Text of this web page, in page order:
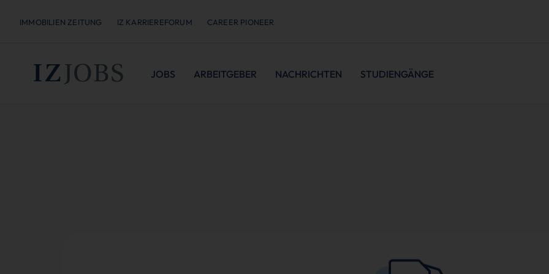
IMMOBILIEN ZEITUNG IZ KARRIEREFORUM CAREER PIONEER
JOBS ARBEITGEBER NACHRICHTEN STUDIENGÄNGE